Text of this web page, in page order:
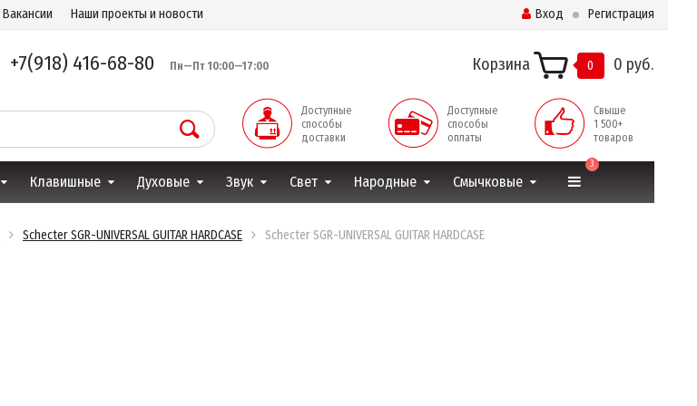
Вакансии Наши проекты и новости Вход Регистрация
+7(918) 416-68-80 Пн—Пт 10:00—17:00 Корзина 0 0 руб.
Доступные
способы
доставки
Доступные
способы
оплаты
Свыше
1 500+
товаров
Клавишные Духовые Звук Свет Народные Смычковые
3
Schecter SGR-UNIVERSAL GUITAR HARDCASE Schecter SGR-UNIVERSAL GUITAR HARDCASE